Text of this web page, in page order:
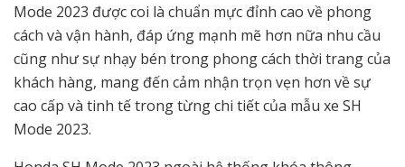
Mode 2023 được coi là chuẩn mực đỉnh cao về phong
cách và vận hành, đáp ứng mạnh mẽ hơn nữa nhu cầu
cũng như sự nhạy bén trong phong cách thời trang của
khách hàng, mang đến cảm nhận trọn vẹn hơn về sự
cao cấp và tinh tế trong từng chi tiết của mẫu xe SH
Mode 2023.